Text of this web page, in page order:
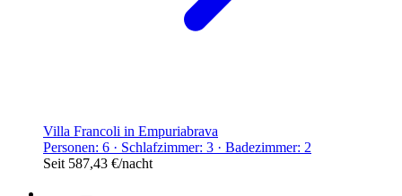
Villa Francoli in Empuriabrava
Personen: 6 · Schlafzimmer: 3 · Badezimmer: 2
Seit 587,43 €/nacht